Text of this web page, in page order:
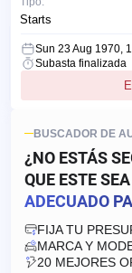
Starts
Sun 23 Aug 1970,
Subasta finalizada
BUSCADOR DE
¿NO ESTÁS
QUE ESTE
ADECUADO
FIJA TU
MARCA Y
20 MEJORES